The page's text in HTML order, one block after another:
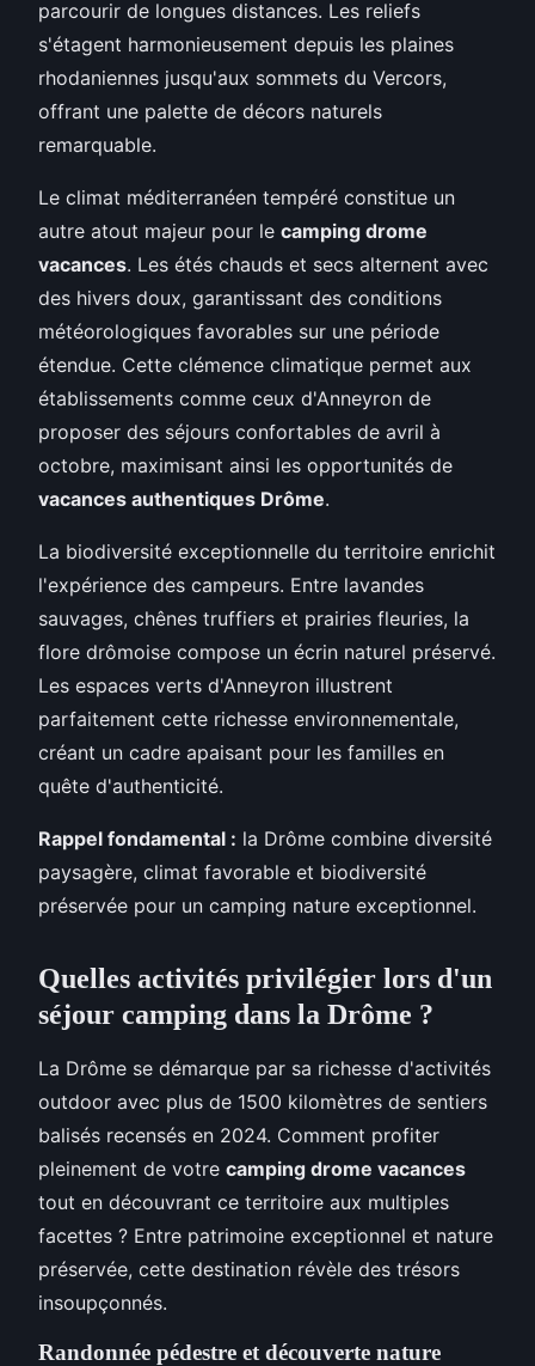
parcourir de longues distances. Les reliefs
s'étagent harmonieusement depuis les plaines
rhodaniennes jusqu'aux sommets du Vercors,
offrant une palette de décors naturels
remarquable.
Le climat méditerranéen tempéré constitue un
autre atout majeur pour le camping drome
vacances. Les étés chauds et secs alternent avec
des hivers doux, garantissant des conditions
météorologiques favorables sur une période
étendue. Cette clémence climatique permet aux
établissements comme ceux d'Anneyron de
proposer des séjours confortables de avril à
octobre, maximisant ainsi les opportunités de
vacances authentiques Drôme.
La biodiversité exceptionnelle du territoire enrichit
l'expérience des campeurs. Entre lavandes
sauvages, chênes truffiers et prairies fleuries, la
flore drômoise compose un écrin naturel préservé.
Les espaces verts d'Anneyron illustrent
parfaitement cette richesse environnementale,
créant un cadre apaisant pour les familles en
quête d'authenticité.
Rappel fondamental : la Drôme combine diversité
paysagère, climat favorable et biodiversité
préservée pour un camping nature exceptionnel.
Quelles activités privilégier lors d'un
séjour camping dans la Drôme ?
La Drôme se démarque par sa richesse d'activités
outdoor avec plus de 1500 kilomètres de sentiers
balisés recensés en 2024. Comment profiter
pleinement de votre camping drome vacances
tout en découvrant ce territoire aux multiples
facettes ? Entre patrimoine exceptionnel et nature
préservée, cette destination révèle des trésors
insoupçonnés.
Randonnée pédestre et découverte nature